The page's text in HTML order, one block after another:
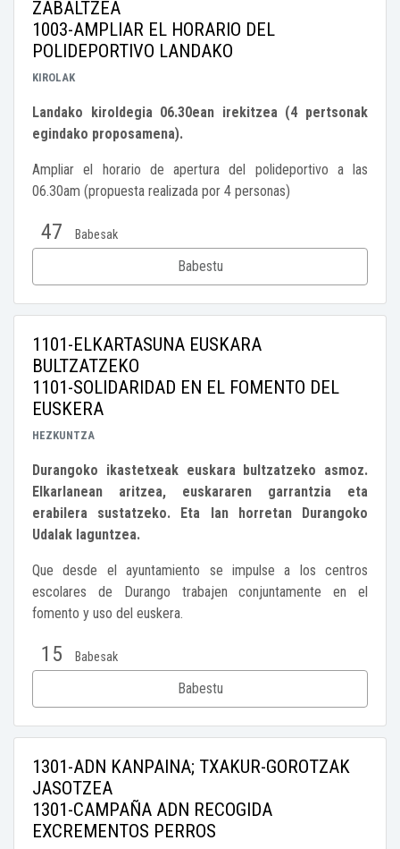
ZABALTZEA
1003-AMPLIAR EL HORARIO DEL
POLIDEPORTIVO LANDAKO
KIROLAK
Landako kiroldegia 06.30ean irekitzea (4 pertsonak
egindako proposamena).
Ampliar el horario de apertura del polideportivo a las
06.30am (propuesta realizada por 4 personas)
47 Babesak
Babestu
1101-ELKARTASUNA EUSKARA
BULTZATZEKO
1101-SOLIDARIDAD EN EL FOMENTO DEL
EUSKERA
HEZKUNTZA
Durangoko ikastetxeak euskara bultzatzeko asmoz.
Elkarlanean aritzea, euskararen garrantzia eta
erabilera sustatzeko. Eta lan horretan Durangoko
Udalak laguntzea.
Que desde el ayuntamiento se impulse a los centros
escolares de Durango trabajen conjuntamente en el
fomento y uso del euskera.
15 Babesak
Babestu
1301-ADN KANPAINA; TXAKUR-GOROTZAK
JASOTZEA
1301-CAMPAÑA ADN RECOGIDA
EXCREMENTOS PERROS